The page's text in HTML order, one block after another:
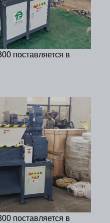
поставляется в
поставляется в